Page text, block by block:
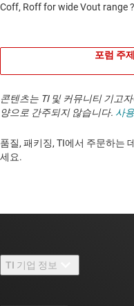
포럼 주
콘텐츠는 TI 및 커뮤니티 기고
양으로 간주되지 않습니다. 사
품질, 패키징, TI에서 주문하는
세요. ​​​​​​​​​​​​​​
TI 기업 정보